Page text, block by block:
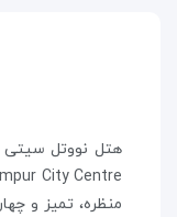
منظره، تمیز و